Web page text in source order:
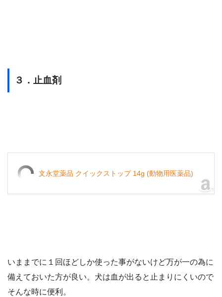
３．止血剤
文永堂薬品 クイックストップ 14g (動物用医薬品)
いままでに１回ほどしか使った事がないけど万が一の為に
備えておいた方が良い。犬は血が出ると止まりにくいので
そんな時に便利。